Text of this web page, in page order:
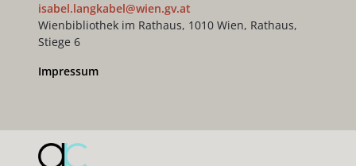
isabel.langkabel@wien.gv.at
Wienbibliothek im Rathaus, 1010 Wien, Rathaus,
Stiege 6
Impressum